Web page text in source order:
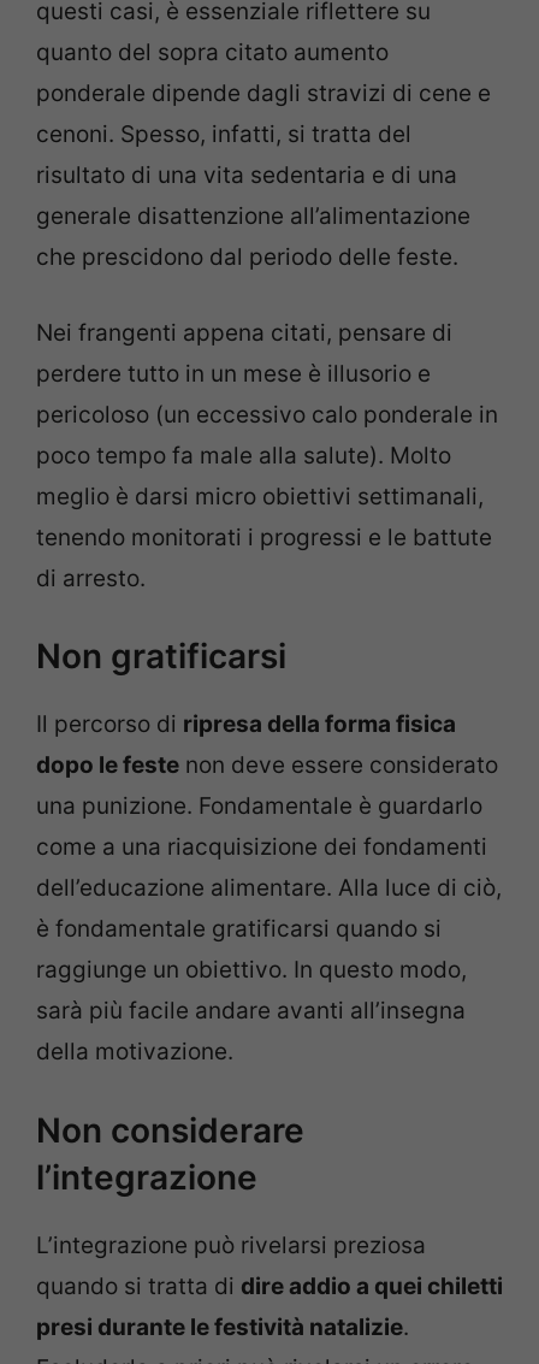
questi casi, è essenziale riflettere su
quanto del sopra citato aumento
ponderale dipende dagli stravizi di cene e
cenoni. Spesso, infatti, si tratta del
risultato di una vita sedentaria e di una
generale disattenzione all’alimentazione
che prescidono dal periodo delle feste.
Nei frangenti appena citati, pensare di
perdere tutto in un mese è illusorio e
pericoloso (un eccessivo calo ponderale in
poco tempo fa male alla salute). Molto
meglio è darsi micro obiettivi settimanali,
tenendo monitorati i progressi e le battute
di arresto.
Non gratificarsi
Il percorso di ripresa della forma fisica
dopo le feste non deve essere considerato
una punizione. Fondamentale è guardarlo
come a una riacquisizione dei fondamenti
dell’educazione alimentare. Alla luce di ciò,
è fondamentale gratificarsi quando si
raggiunge un obiettivo. In questo modo,
sarà più facile andare avanti all’insegna
della motivazione.
Non considerare
l’integrazione
L’integrazione può rivelarsi preziosa
quando si tratta di dire addio a quei chiletti
presi durante le festività natalizie.